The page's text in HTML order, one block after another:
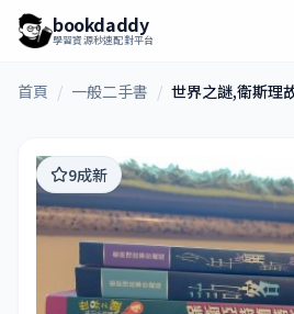
bookdaddy
學習資源秒速配對平台
首頁 / 一般二手書 / 世界之謎,衛斯理
9成新